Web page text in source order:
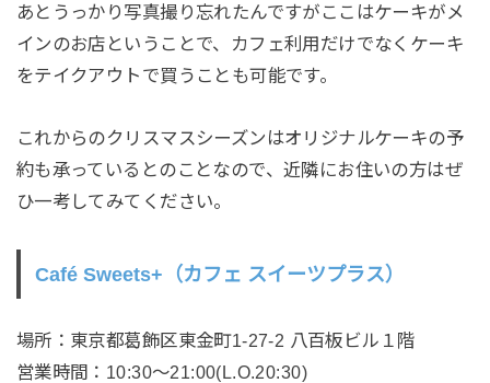
あとうっかり写真撮り忘れたんですがここはケーキがメ
インのお店ということで、カフェ利用だけでなくケーキ
をテイクアウトで買うことも可能です。
これからのクリスマスシーズンはオリジナルケーキの予
約も承っているとのことなので、近隣にお住いの方はぜ
ひ一考してみてください。
Café Sweets+（カフェ スイーツプラス）
場所：東京都葛飾区東金町1-27-2 八百板ビル１階
営業時間：10:30～21:00(L.O.20:30)